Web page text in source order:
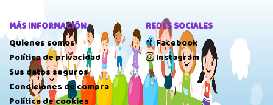
MÁS INFORMACIÓN
Quienes somos
Política de privacidad
Sus datos seguros
Condiciones de compra
Política de cookies
REDES SOCIALES
Facebook
Instagram